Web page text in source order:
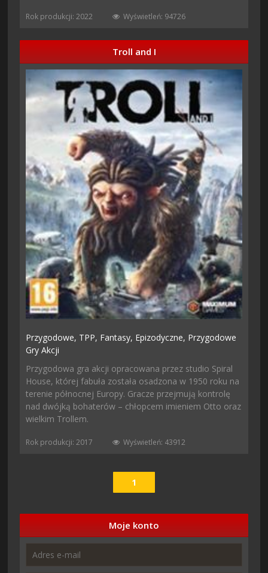
Rok produkcji: 2022 Wyświetleń: 94726
Troll and I
Przygodowe, TPP, Fantasy, Epizodyczne, Przygodowe
Gry Akcji
Przygodowa gra akcji opracowana przez studio Spiral
House, której fabuła została osadzona w 1950 roku na
terenie północnej Europy. Gracze przejmują kontrolę
nad dwójką bohaterów – chłopcem imieniem Otto oraz
wielkim Trollem.
Rok produkcji: 2017 Wyświetleń: 43912
1
Moje konto